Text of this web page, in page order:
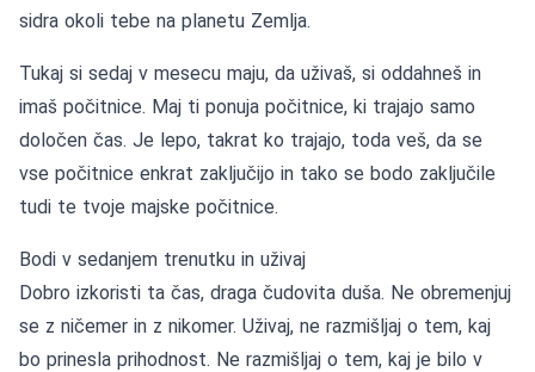
sidra okoli tebe na planetu Zemlja.
Tukaj si sedaj v mesecu maju, da uživaš, si oddahneš in
imaš počitnice. Maj ti ponuja počitnice, ki trajajo samo
določen čas. Je lepo, takrat ko trajajo, toda veš, da se
vse počitnice enkrat zaključijo in tako se bodo zaključile
tudi te tvoje majske počitnice.
Bodi v sedanjem trenutku in uživaj
Dobro izkoristi ta čas, draga čudovita duša. Ne obremenjuj
se z ničemer in z nikomer. Uživaj, ne razmišljaj o tem, kaj
bo prinesla prihodnost. Ne razmišljaj o tem, kaj je bilo v